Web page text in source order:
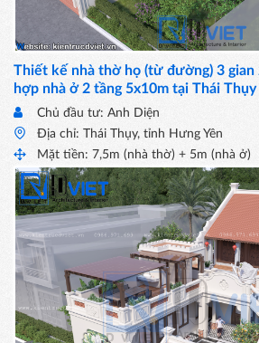
Thiết kế nhà thờ họ (từ đường) 3 gian
hợp nhà ở 2 tầng 5x10m tại Thái
Chủ đầu tư: Anh Diện
Địa chỉ: Thái Thụy, tỉnh Hưng Yên
Mặt tiền: 7,5m (nhà thờ) + 5m (nhà ở)